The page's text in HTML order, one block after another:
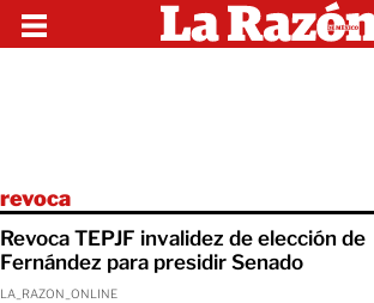
revoca
Revoca TEPJF invalidez de elección de
Fernández para presidir Senado
LA_RAZON_ONLINE